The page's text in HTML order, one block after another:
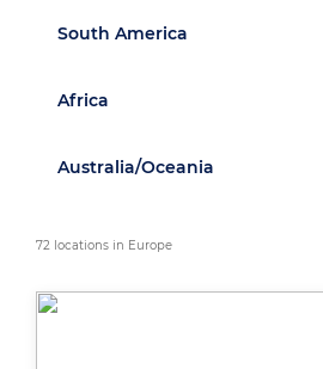
South America
Africa
Australia/Oceania
72 locations in Europe